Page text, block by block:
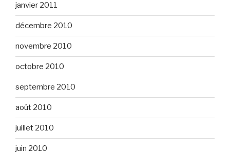
janvier 2011
décembre 2010
novembre 2010
octobre 2010
septembre 2010
août 2010
juillet 2010
juin 2010